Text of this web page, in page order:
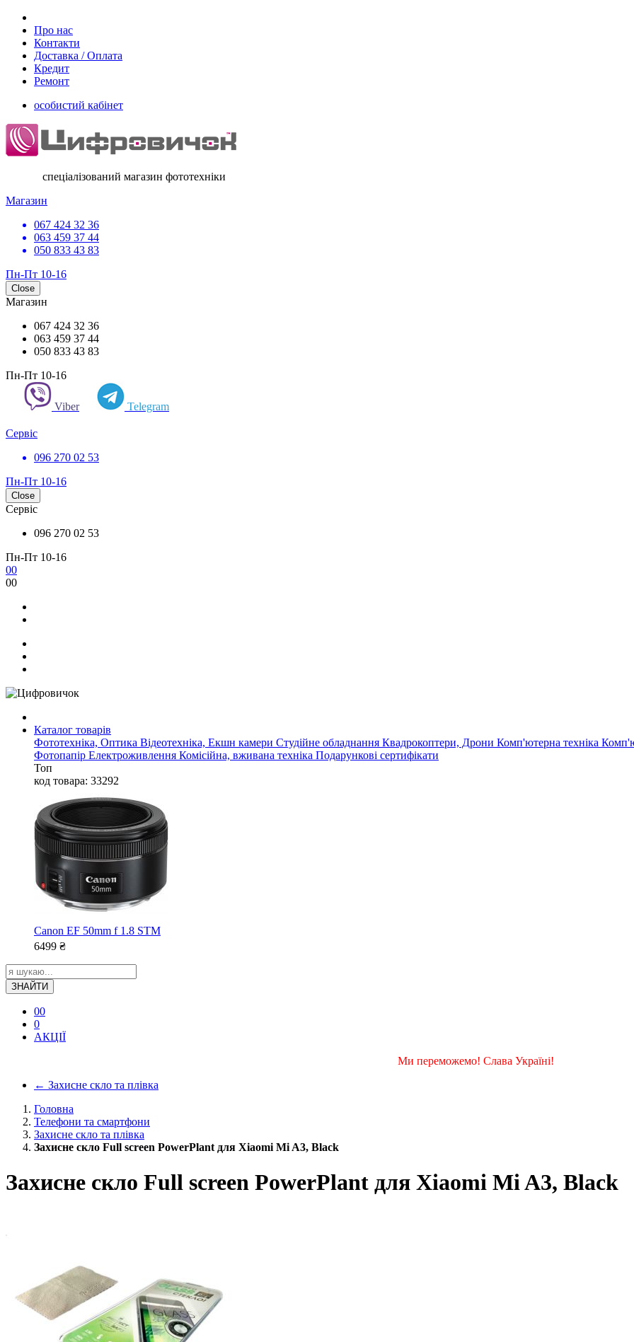
Про нас
Контакти
Доставка / Оплата
Кредит
Ремонт
особистий кабінет
спеціалізований магазин фототехніки
Магазин
067 424 32 36
063 459 37 44
050 833 43 83
Пн-Пт 10-16
Close
Магазин
067 424 32 36
063 459 37 44
050 833 43 83
Пн-Пт 10-16
Viber Telegram
Сервіс
096 270 02 53
Пн-Пт 10-16
Close
Сервіс
096 270 02 53
Пн-Пт 10-16
00
00
Каталог товарів
Фототехніка, Оптика Відеотехніка, Екшн камери Студійне обладнання Квадрокоптери, Дрони Комп'ютерна техніка
Фотопапір Електроживлення Комісійна, вживана техніка Подарункові сертифікати
Топ
код товара: 33292
Canon EF 50mm f 1.8 STM
6499 ₴
ЗНАЙТИ
00
0
АКЦІЇ
Ми переможемо! Слава Україні!
← Захисне скло та плівка
Головна
Телефони та смартфони
Захисне скло та плівка
Захисне скло Full screen PowerPlant для Xiaomi Mi A3, Black
Захисне скло Full screen PowerPlant для Xiaomi Mi A3, Black